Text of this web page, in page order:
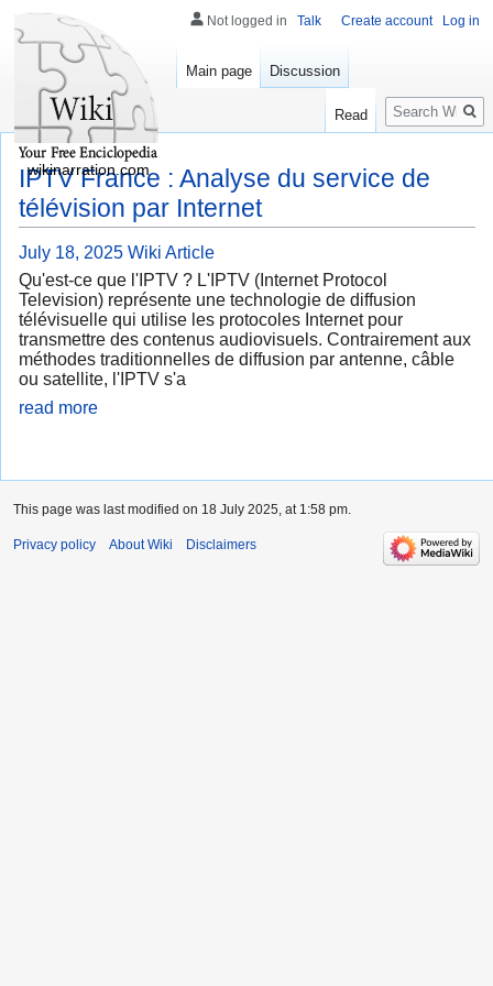
IPTV France : Analyse du service de
télévision par Internet
July 18, 2025 Wiki Article
Qu'est-ce que l'IPTV ? L'IPTV (Internet Protocol
Television) représente une technologie de diffusion
télévisuelle qui utilise les protocoles Internet pour
transmettre des contenus audiovisuels. Contrairement aux
méthodes traditionnelles de diffusion par antenne, câble
ou satellite, l'IPTV s'a
read more
Not logged in Talk Create account Log in
Main page Discussion
Read
Search
wikinarration.com
This page was last modified on 18 July 2025, at 1:58 pm.
Privacy policy About Wiki Disclaimers